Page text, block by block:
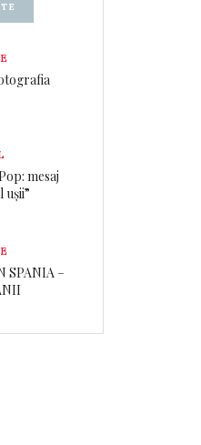
mesaj
ușii”
SPANIA –